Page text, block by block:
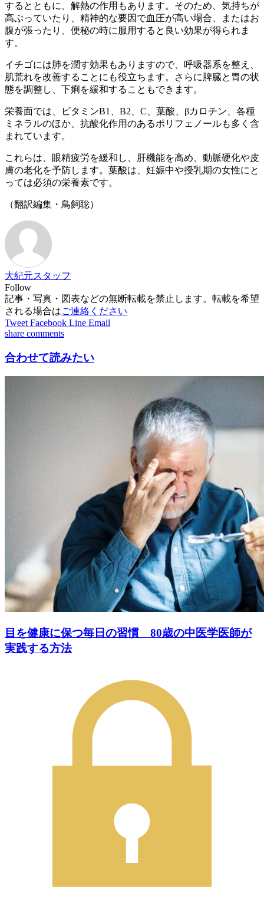
するとともに、解熱の作用もあります。そのため、気持ちが
高ぶっていたり、精神的な要因で血圧が高い場合、またはお
腹が張ったり、便秘の時に服用すると良い効果が得られま
す。
イチゴには肺を潤す効果もありますので、呼吸器系を整え、
肌荒れを改善することにも役立ちます。さらに脾臓と胃の状
態を調整し、下痢を緩和することもできます。
栄養面では、ビタミンB1、B2、C、葉酸、βカロチン、各種
ミネラルのほか、抗酸化作用のあるポリフェノールも多く含
まれています。
これらは、眼精疲労を緩和し、肝機能を高め、動脈硬化や皮
膚の老化を予防します。葉酸は、妊娠中や授乳期の女性にと
っては必須の栄養素です。
（翻訳編集・鳥飼聡）
大紀元スタッフ
Follow
記事・写真・図表などの無断転載を禁止します。転載を希望
される場合はご連絡ください
Tweet Facebook Line Email
share comments
合わせて読みたい
目を健康に保つ毎日の習慣 80歳の中医学医師が
実践する方法